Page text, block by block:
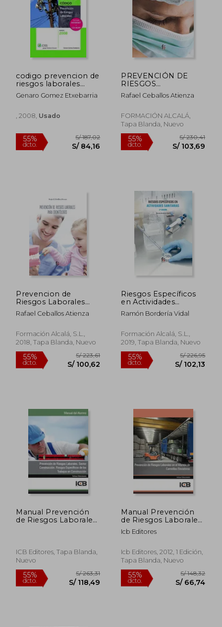
40%
dcto.
50%
dcto.
codigo prevencion de
riesgos laborales
2008
Genaro Gomez Etxebarria
, 2008, Usado
55%
dcto.
S/ 187,02
S/ 84,16
PREVENCIÓN DE
RIESGOS
LABORALES PARA
MÉDICOS
Rafael Ceballos Atienza
FORMACIÓN ALCALÁ,
Tapa Blanda, Nuevo
55%
dcto. S/
Prevencion de
Riesgos Laborales
Para Odontologos
Rafael Ceballos Atienza
Formación Alcalá, S.L.,
2018, Tapa Blanda, Nuevo
Riesgos Específicos
en Actividades
Sanitarias 2ª Edición
[Próxima Aparición]
Ramón Bordería Vidal
Formación Alcalá, S.L.,
2019, Tapa Blanda, Nuevo
Manual Prevención
de Riesgos Laborales.
Construcción
ICB Editores, Tapa Blanda,
Nuevo
Manual Prevención
de Riesgos Laborales
en el Manejo de
Carretillas Elevadoras
Icb Editores
Icb Editores, 2012, 1 Edición,
Tapa Blanda, Nuevo